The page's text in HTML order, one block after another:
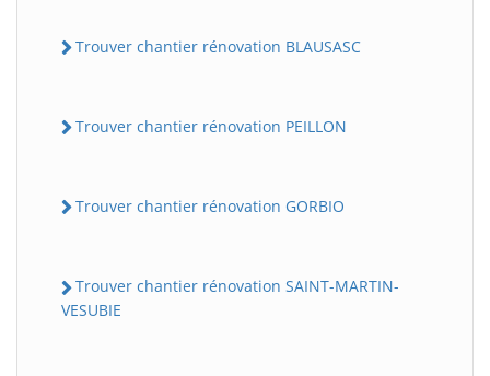
Trouver chantier rénovation BLAUSASC
Trouver chantier rénovation PEILLON
Trouver chantier rénovation GORBIO
Trouver chantier rénovation SAINT-MARTIN-
VESUBIE